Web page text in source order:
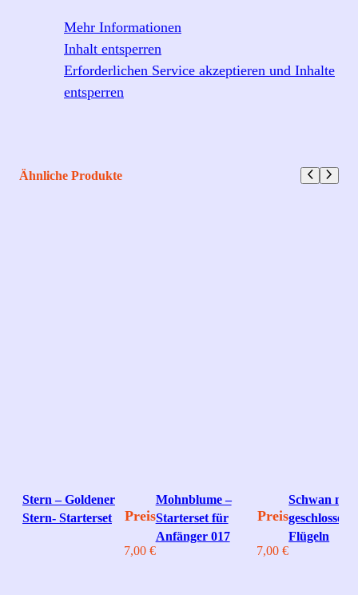
Mehr Informationen
Inhalt entsperren
Erforderlichen Service akzeptieren und Inhalte
entsperren
Ähnliche Produkte
Stern – Goldener
Stern- Starterset
Preis
7,00 €
Mohnblume –
Starterset für
Anfänger 017
Preis
7,00€
Schwan mit
Flügeln